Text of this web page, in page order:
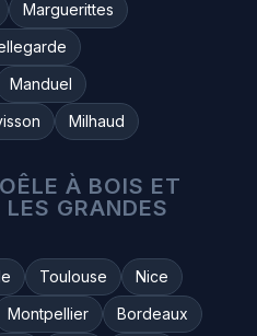
Marguerittes
Manduel
Milhaud
À BOIS ET
GRANDES
Toulouse
Nice
Montpellier
Bordeaux